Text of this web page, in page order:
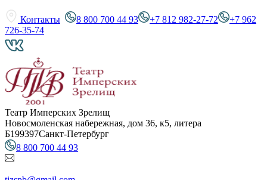
Контакты 8 800 700 44 93 +7 812 982-27-72
+7 962
726-35-74
Театр Имперских Зрелищ
Новосмоленская набережная, дом 36, к5, литера
Б199397Санкт-Петербург
8 800 700 44 93